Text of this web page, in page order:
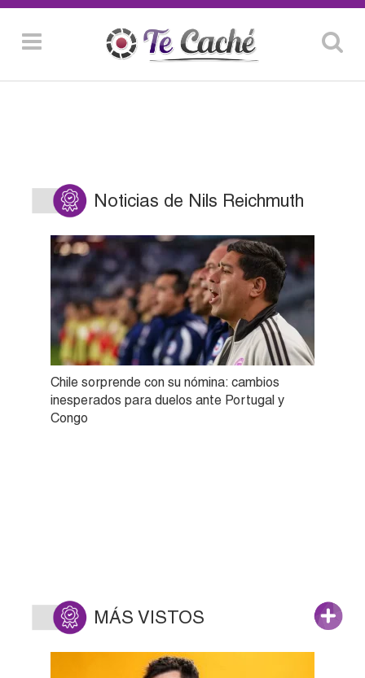
Noticias de Nils Reichmuth
Chile sorprende con su nómina: cambios
inesperados para duelos ante Portugal y
Congo
MÁS VISTOS